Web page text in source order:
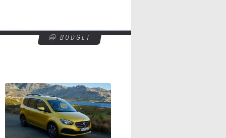
BUDGET